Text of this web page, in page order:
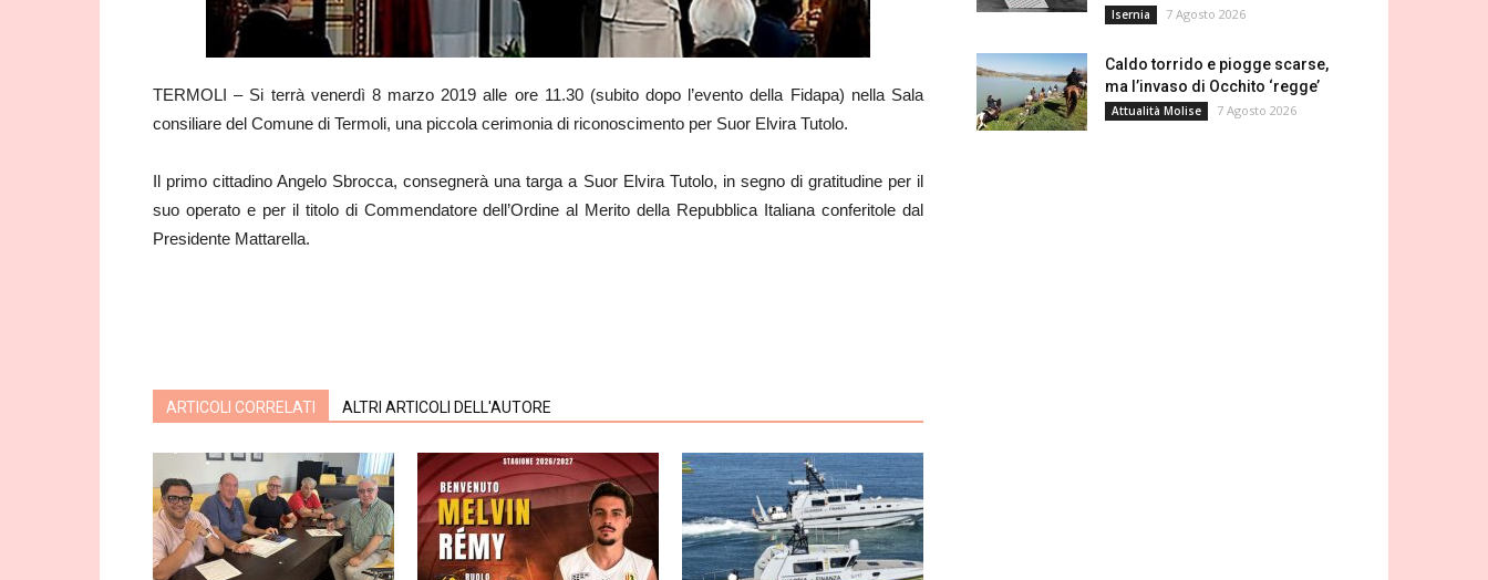
TERMOLI – Si terrà venerdì 8 marzo 2019 alle ore 11.30 (subito dopo l’evento della Fidapa) nella Sala
consiliare del Comune di Termoli, una piccola cerimonia di riconoscimento per Suor Elvira Tutolo.
Il primo cittadino Angelo Sbrocca, consegnerà una targa a Suor Elvira Tutolo, in segno di gratitudine per il
suo operato e per il titolo di Commendatore dell’Ordine al Merito della Repubblica Italiana conferitole dal
Presidente Mattarella.
ARTICOLI CORRELATI ALTRI ARTICOLI DELL'AUTORE
Isernia 7 Agosto 2026
Caldo torrido e piogge scarse,
ma l’invaso di Occhito ‘regge’
Attualità Molise 7 Agosto 2026